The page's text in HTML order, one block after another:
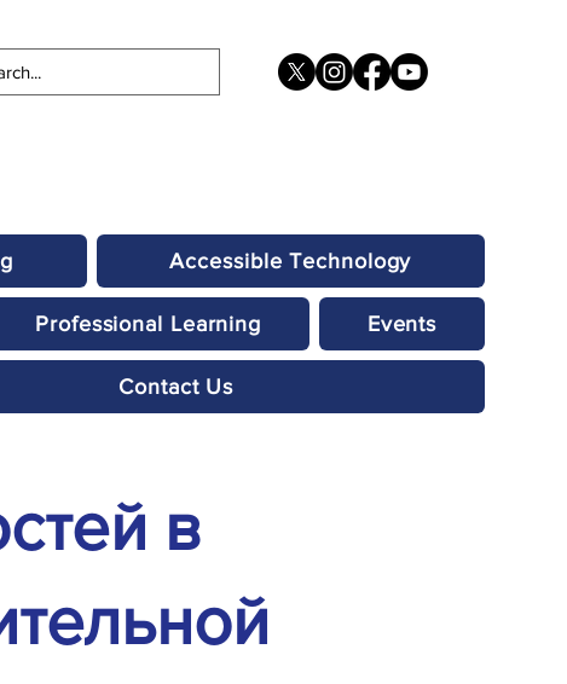
Accessible Technology
Professional Learning Events
Contact Us
в